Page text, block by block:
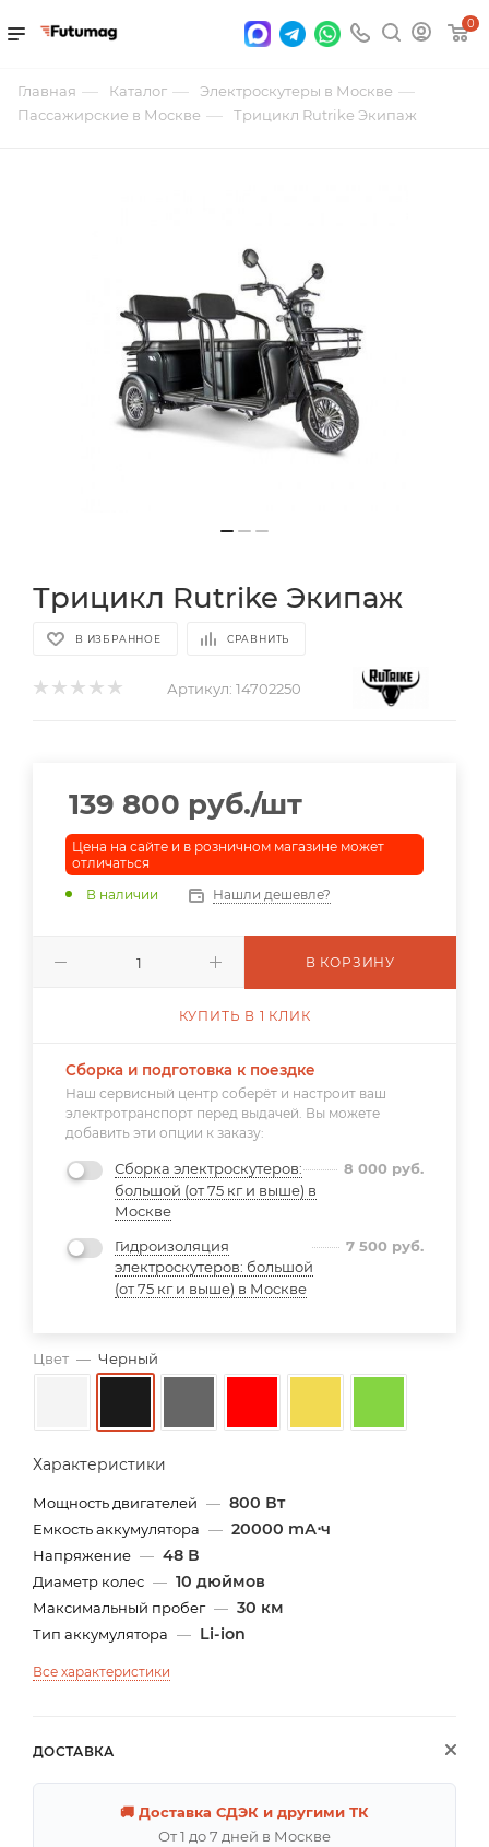
0
Главная — Каталог — Электроскутеры в Москве —
Пассажирские в Москве — Трицикл Rutrike Экипаж
Трицикл Rutrike Экипаж
В ИЗБРАННОЕ СРАВНИТЬ
Артикул: 14702250
Цвет — Черный
Характеристики
Мощность двигателей — 800 Вт
Емкость аккумулятора — 20000 mА⋅ч
Напряжение — 48 В
Диаметр колес — 10 дюймов
Максимальный пробег — 30 км
Тип аккумулятора — Li-ion
Все характеристики
ДОСТАВКА
🚚 Доставка СДЭК и другими ТК
От 1 до 7 дней в Москве
139 800 руб./шт
Цена на сайте и в розничном магазине может
отличаться
В наличии
Нашли дешевле?
В КОРЗИНУ
КУПИТЬ В 1 КЛИК
Сборка и подготовка к поездке
Наш сервисный центр соберёт и настроит ваш
электротранспорт перед выдачей. Вы можете
добавить эти опции к заказу:
Сборка электроскутеров:
большой (от 75 кг и выше) в
Москве
8 000 руб.
Гидроизоляция
электроскутеров: большой
(от 75 кг и выше) в Москве
7 500 руб.